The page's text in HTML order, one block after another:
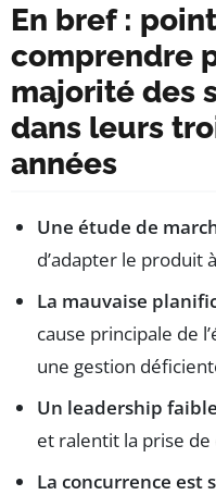
En bref :
comprendre
majorité des
dans leurs
années
Une étude de
d’adapter le produit
La mauvaise
cause principale de
une gestion
Un leadership faible
et ralentit la prise
La concurrence est